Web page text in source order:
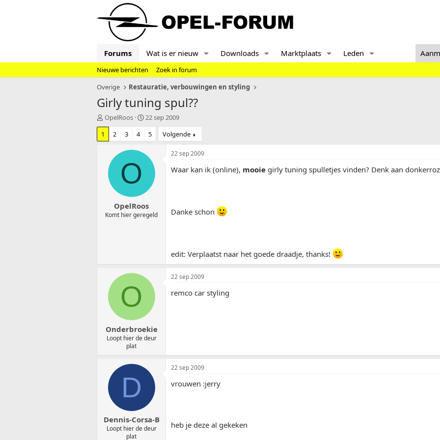
Forums Wat is er nieuw Downloads Marktplaats Leden
Nieuwe berichten
Zoek in forum
Overige
Restauratie, verbouwingen en styling
Girly tuning spul??
T
o
i
r
OpelRoos
S
r
t
u
22 sep 2009
1
2 3 4 5 Volgende
O
OpelRoos
Komt hier geregeld
22 sep 2009
Waar kan ik (online), mooie girly tuning spulletjes vinden? Denk aan
Danke schon
edit: Verplaatst naar het goede draadje, thanks!
O
Onderbroekie
Loopt hier de deur
plat
22 sep 2009
remco car styling
D
Dennis-Corsa-B
Loopt hier de deur
plat
22 sep 2009
vrouwen :jerry
heb je deze al gekeken